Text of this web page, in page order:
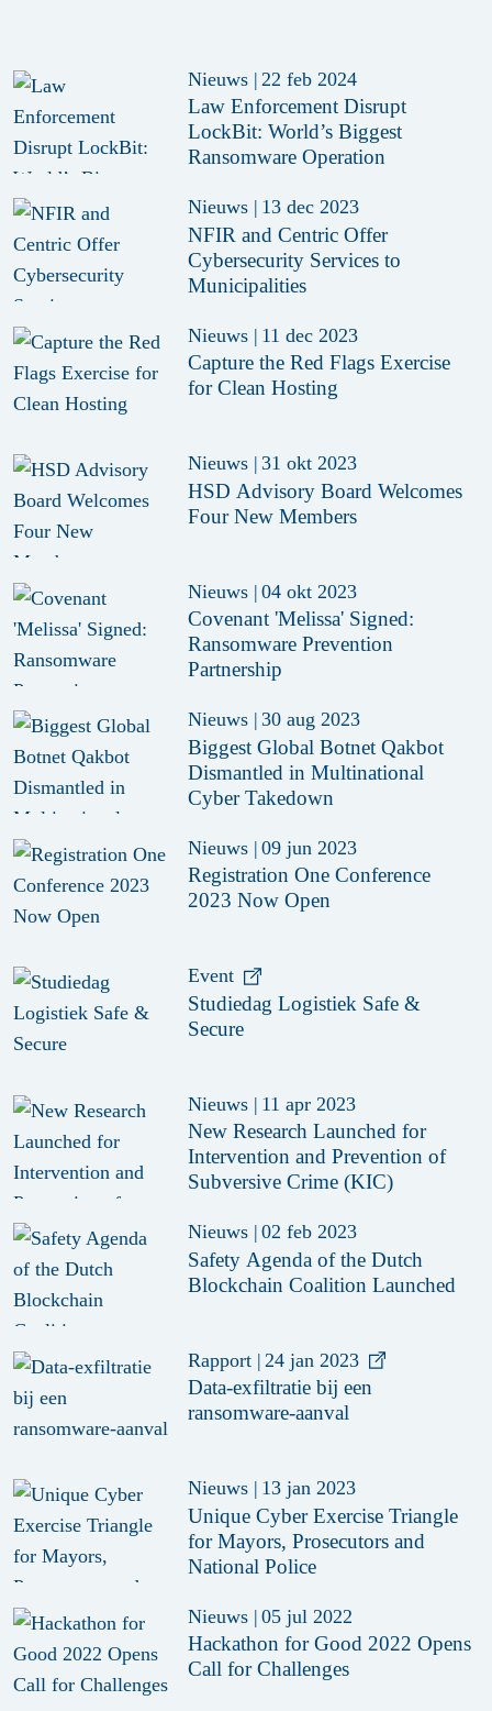
Nieuws | 22 feb 2024
Law Enforcement Disrupt
LockBit: World’s Biggest
Ransomware Operation
Nieuws | 13 dec 2023
NFIR and Centric Offer
Cybersecurity Services to
Municipalities
Nieuws | 11 dec 2023
Capture the Red Flags Exercise
for Clean Hosting
Nieuws | 31 okt 2023
HSD Advisory Board Welcomes
Four New Members
Nieuws | 04 okt 2023
Covenant 'Melissa' Signed:
Ransomware Prevention
Partnership
Nieuws | 30 aug 2023
Biggest Global Botnet Qakbot
Dismantled in Multinational
Cyber Takedown
Nieuws | 09 jun 2023
Registration One Conference
2023 Now Open
Event
Studiedag Logistiek Safe &
Secure
Nieuws | 11 apr 2023
New Research Launched for
Intervention and Prevention of
Subversive Crime (KIC)
Nieuws | 02 feb 2023
Safety Agenda of the Dutch
Blockchain Coalition Launched
Rapport | 24 jan 2023
Data-exfiltratie bij een
ransomware-aanval
Nieuws | 13 jan 2023
Unique Cyber Exercise Triangle
for Mayors, Prosecutors and
National Police
Nieuws | 05 jul 2022
Hackathon for Good 2022 Opens
Call for Challenges